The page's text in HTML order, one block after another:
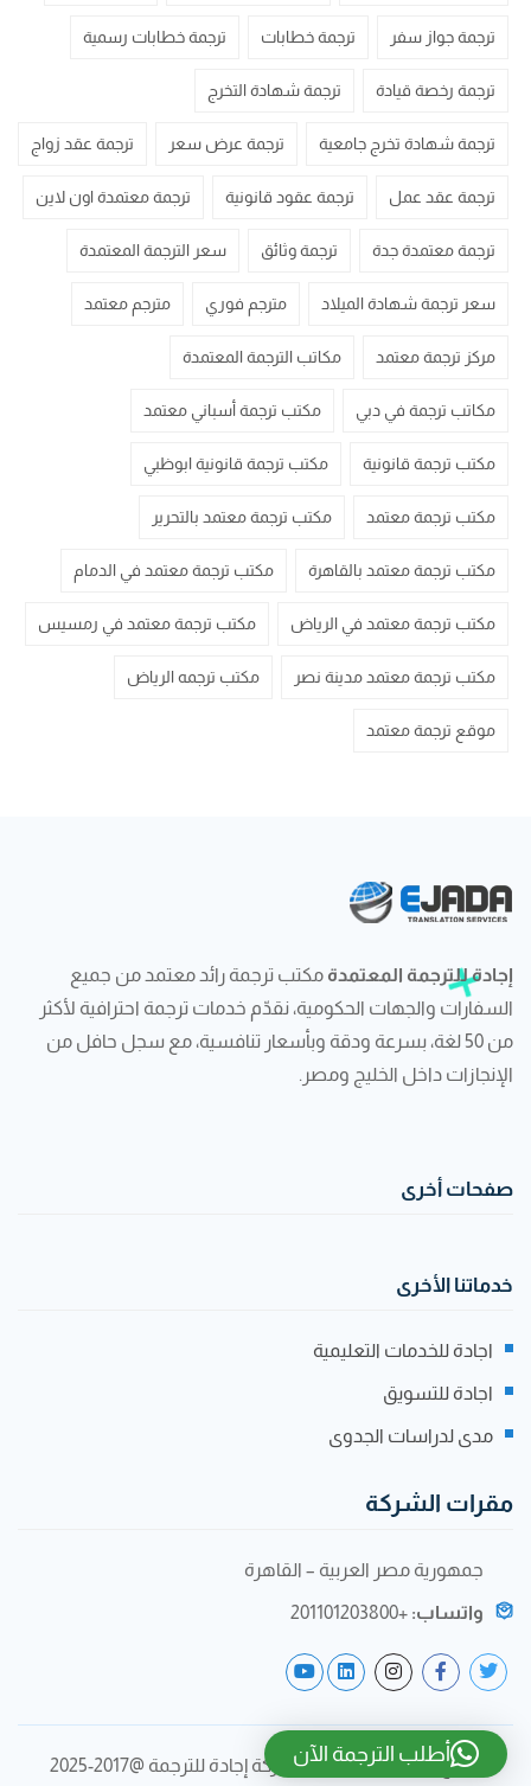
ترجمة جواز سفر ترجمة خطابات ترجمة خطابات رسمية
ترجمة رخصة قيادة ترجمة شهادة التخرج
ترجمة شهادة تخرج جامعية ترجمة عرض سعر ترجمة عقد زواج
ترجمة عقد عمل ترجمة عقود قانونية ترجمة معتمدة اون لاين
ترجمة معتمدة جدة ترجمة وثائق سعر الترجمة المعتمدة
سعر ترجمة شهادة الميلاد مترجم فوري مترجم معتمد
مركز ترجمة معتمد مكاتب الترجمة المعتمدة
مكاتب ترجمة في دبي مكتب ترجمة أسباني معتمد
مكتب ترجمة قانونية مكتب ترجمة قانونية ابوظبي
مكتب ترجمة معتمد مكتب ترجمة معتمد بالتحرير
مكتب ترجمة معتمد بالقاهرة مكتب ترجمة معتمد في الدمام
مكتب ترجمة معتمد في الرياض مكتب ترجمة معتمد في رمسيس
مكتب ترجمة معتمد مدينة نصر مكتب ترجمه الرياض
موقع ترجمة معتمد
إجادة للترجمة المعتمدة مكتب ترجمة رائد معتمد من جميع
السفارات والجهات الحكومية، نقدّم خدمات ترجمة احترافية لأكثر
من 50 لغة، بسرعة ودقة وبأسعار تنافسية، مع سجل حافل من
الإنجازات داخل الخليج ومصر.
صفحات أخرى
خدماتنا الأخرى
اجادة للخدمات التعليمية
اجادة للتسويق
مدى لدراسات الجدوى
مقرات الشركة
جمهورية مصر العربية – القاهرة
واتساب: +201101203800
جميع الحقوق محفوظة لشركة إجادة للترجمة @2017-2025
أطلب الترجمة الآن